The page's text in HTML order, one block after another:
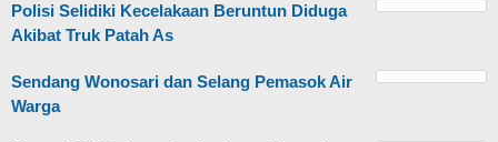
Polisi Selidiki Kecelakaan Beruntun Diduga
Akibat Truk Patah As
Sendang Wonosari dan Selang Pemasok Air
Warga